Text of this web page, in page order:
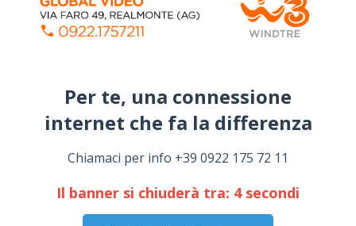
Per te, una connessione
internet che fa la differenza​
Chiamaci per info +39 0922 175 72 11
Il banner si chiuderà tra: 4secondi
April 14, 2026
I “TEPPISTI DEI SOGNI” IN CONCERTO A
NOTIZIE